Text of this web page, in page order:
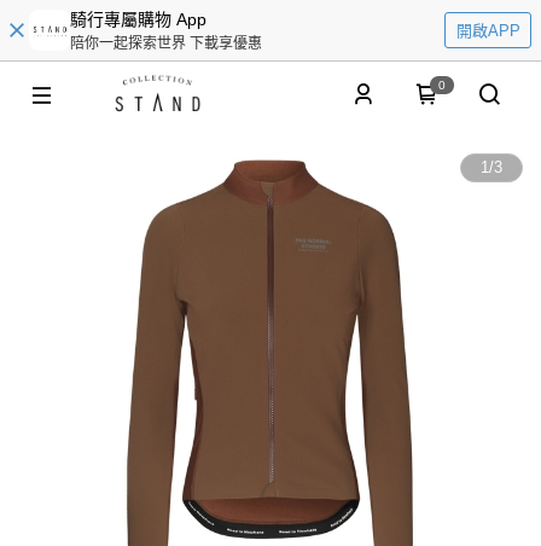
騎行專屬購物 App
陪你一起探索世界 下載享優惠
開啟APP
0
1/3